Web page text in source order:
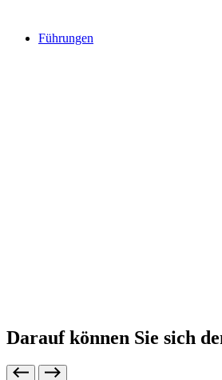
Führungen
Darauf können Sie sich